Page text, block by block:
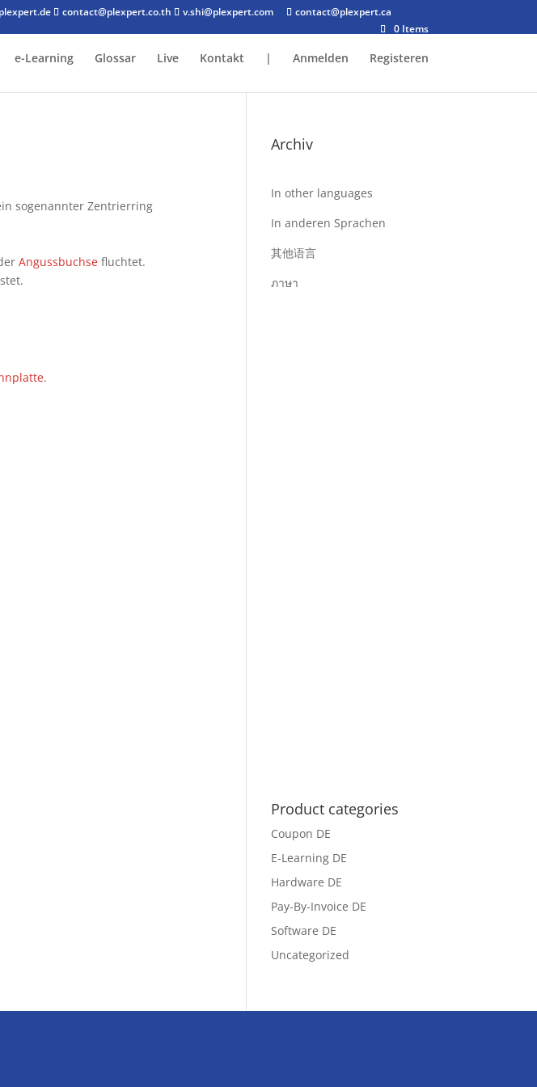
contact@plexpert.co.th v.shi@plexpert.com
contact@plexpert.ca
0 Items
e-Learning Glossar Live Kontakt | Anmelden Registeren
sogenannter Zentrierring
Angussbuchse fluchtet.
.
Archiv
In other languages
In anderen Sprachen
其他语言
ภาษา
Product categories
Coupon DE
E-Learning DE
Hardware DE
Pay-By-Invoice DE
Software DE
Uncategorized